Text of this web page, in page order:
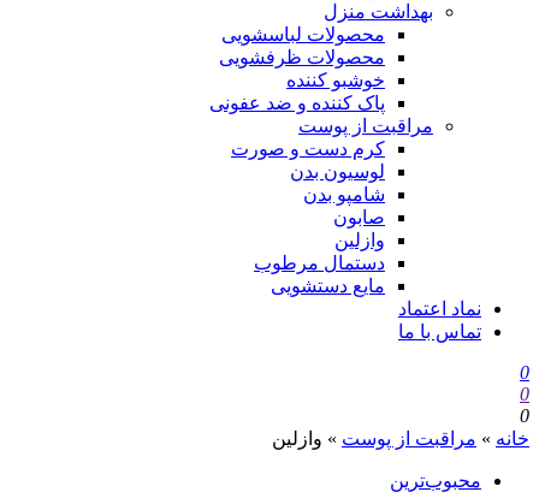
بهداشت منزل
محصولات لباسشویی
محصولات ظرفشویی
خوشبو کننده
پاک کننده و ضد عفونی
مراقبت از پوست
کرم دست و صورت
لوسیون بدن
شامپو بدن
صابون
وازلین
دستمال مرطوب
مایع دستشویی
نماد اعتماد
تماس با ما
0
0
0
خانه » مراقبت از پوست » وازلین
محبوب‌ترین